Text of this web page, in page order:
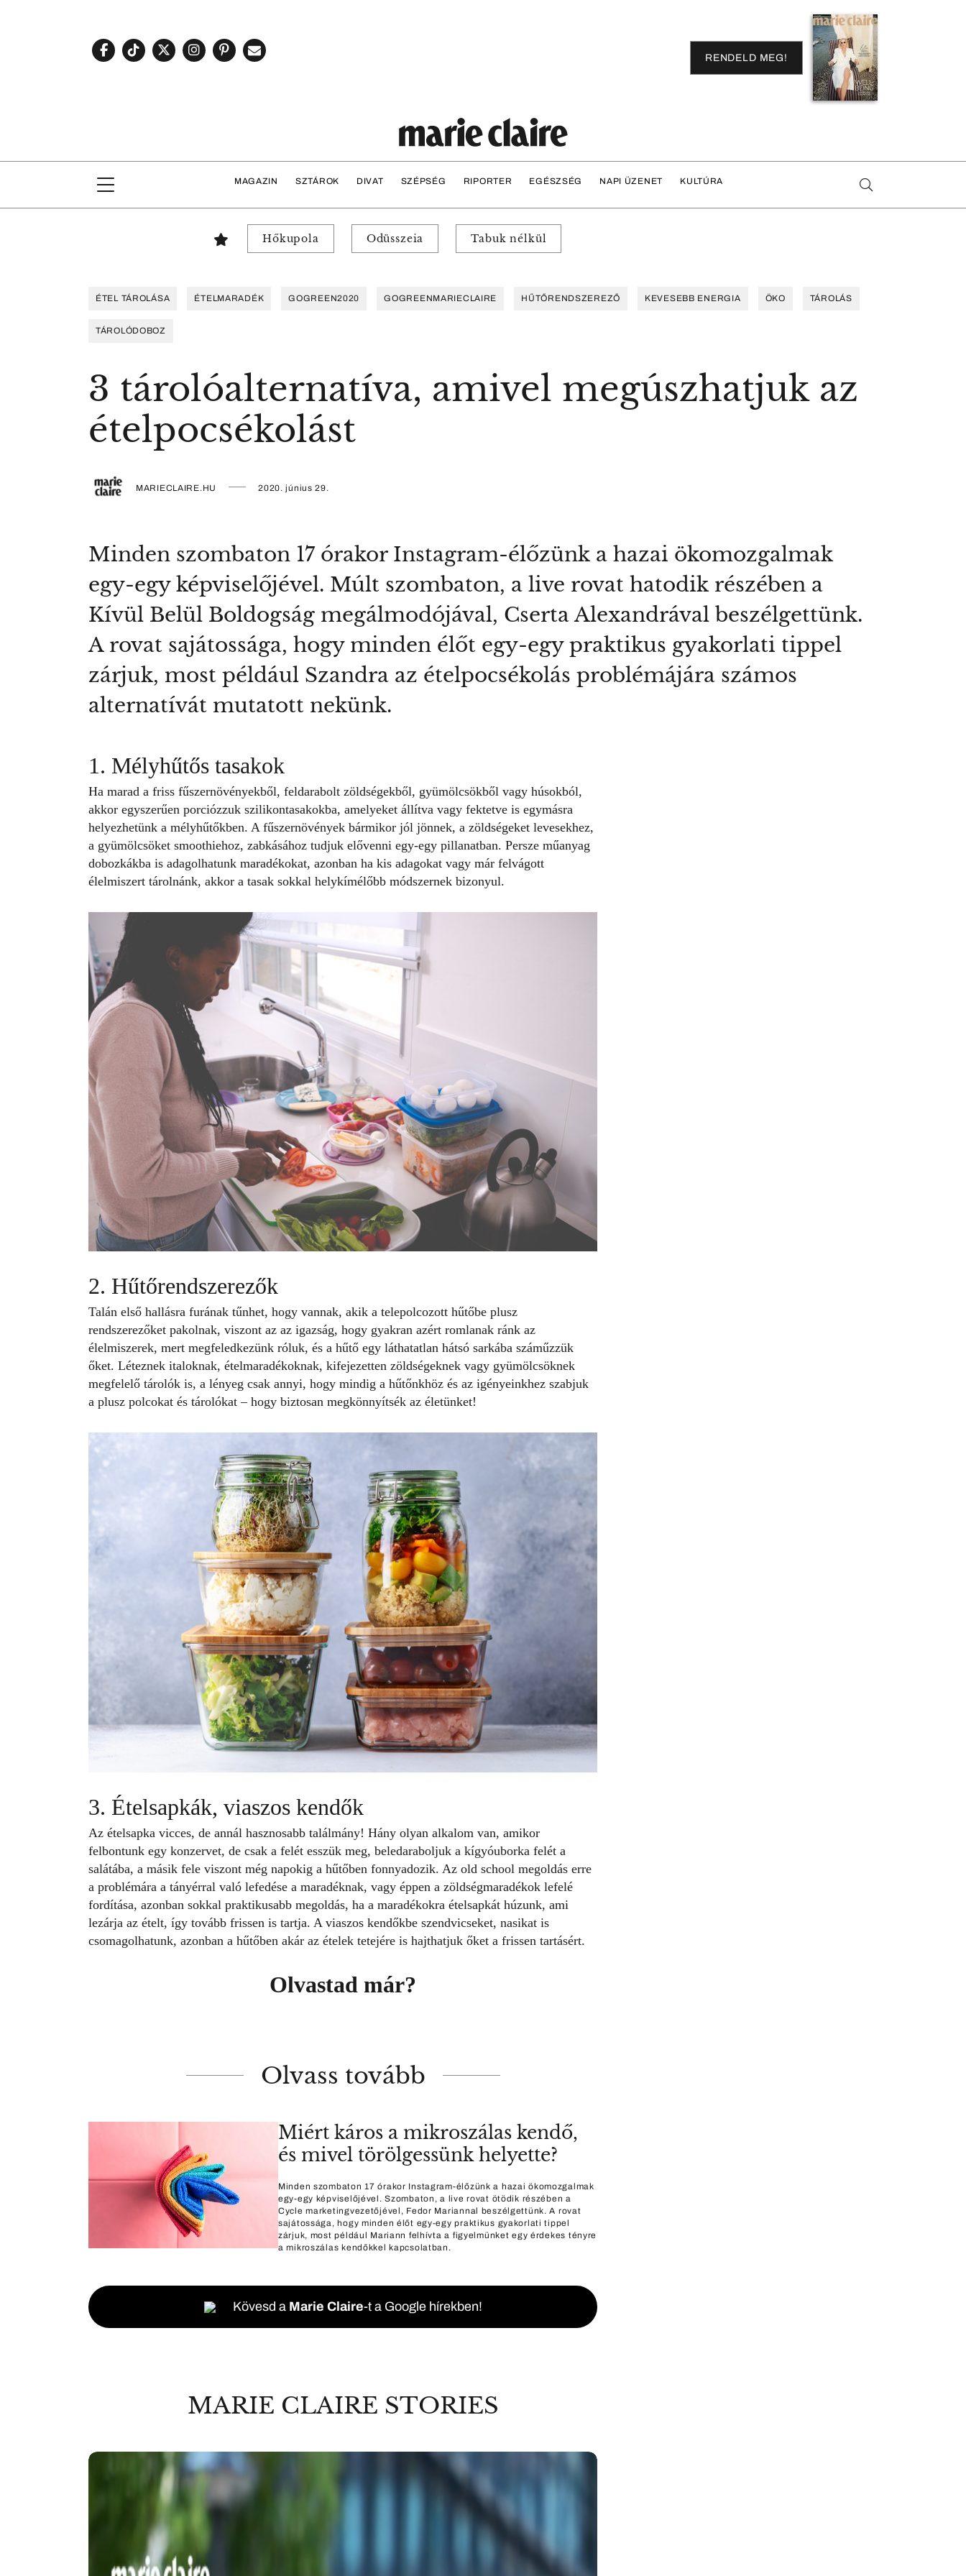
RENDELD MEG!
MAGAZIN SZTÁROK DIVAT SZÉPSÉG RIPORTER EGÉSZSÉG NAPI ÜZENET KULTÚRA
Hőkupola Odüsszeia Tabuk nélkül
ÉTEL TÁROLÁSA ÉTELMARADÉK GOGREEN2020 GOGREENMARIECLAIRE HŰTŐRENDSZEREZŐ KEVESEBB ENERGIA ÖKO TÁROLÁS
TÁROLÓDOBOZ
3 tárolóalternatíva, amivel megúszhatjuk az
ételpocsékolást
MARIECLAIRE.HU 2020. június 29.
Minden szombaton 17 órakor Instagram-élőzünk a hazai ökomozgalmak
egy-egy képviselőjével. Múlt szombaton, a live rovat hatodik részében a
Kívül Belül Boldogság megálmodójával, Cserta Alexandrával beszélgettünk.
A rovat sajátossága, hogy minden élőt egy-egy praktikus gyakorlati tippel
zárjuk, most például Szandra az ételpocsékolás problémájára számos
alternatívát mutatott nekünk.
1. Mélyhűtős tasakok
Ha marad a friss fűszernövényekből, feldarabolt zöldségekből, gyümölcsökből vagy húsokból,
akkor egyszerűen porciózzuk szilikontasakokba, amelyeket állítva vagy fektetve is egymásra
helyezhetünk a mélyhűtőkben. A fűszernövények bármikor jól jönnek, a zöldségeket levesekhez,
a gyümölcsöket smoothiehoz, zabkásához tudjuk elővenni egy-egy pillanatban. Persze műanyag
dobozkákba is adagolhatunk maradékokat, azonban ha kis adagokat vagy már felvágott
élelmiszert tárolnánk, akkor a tasak sokkal helykímélőbb módszernek bizonyul.
2. Hűtőrendszerezők
Talán első hallásra furának tűnhet, hogy vannak, akik a telepolcozott hűtőbe plusz
rendszerezőket pakolnak, viszont az az igazság, hogy gyakran azért romlanak ránk az
élelmiszerek, mert megfeledkezünk róluk, és a hűtő egy láthatatlan hátsó sarkába száműzzük
őket. Léteznek italoknak, ételmaradékoknak, kifejezetten zöldségeknek vagy gyümölcsöknek
megfelelő tárolók is, a lényeg csak annyi, hogy mindig a hűtőnkhöz és az igényeinkhez szabjuk
a plusz polcokat és tárolókat – hogy biztosan megkönnyítsék az életünket!
3. Ételsapkák, viaszos kendők
Az ételsapka vicces, de annál hasznosabb találmány! Hány olyan alkalom van, amikor
felbontunk egy konzervet, de csak a felét esszük meg, beledaraboljuk a kígyóuborka felét a
salátába, a másik fele viszont még napokig a hűtőben fonnyadozik. Az old school megoldás erre
a problémára a tányérral való lefedése a maradéknak, vagy éppen a zöldségmaradékok lefelé
fordítása, azonban sokkal praktikusabb megoldás, ha a maradékokra ételsapkát húzunk, ami
lezárja az ételt, így tovább frissen is tartja. A viaszos kendőkbe szendvicseket, nasikat is
csomagolhatunk, azonban a hűtőben akár az ételek tetejére is hajthatjuk őket a frissen tartásért.
Olvastad már?
Olvass tovább
Miért káros a mikroszálas kendő,
és mivel törölgessünk helyette?
Minden szombaton 17 órakor Instagram-élőzünk a hazai ökomozgalmak
egy-egy képviselőjével. Szombaton, a live rovat ötödik részében a
Cycle marketingvezetőjével, Fedor Mariannal beszélgettünk. A rovat
sajátossága, hogy minden élőt egy-egy praktikus gyakorlati tippel
zárjuk, most például Mariann felhívta a figyelmünket egy érdekes tényre
a mikroszálas kendőkkel kapcsolatban.
Kövesd a Marie Claire-t a Google hírekben!
MARIE CLAIRE STORIES